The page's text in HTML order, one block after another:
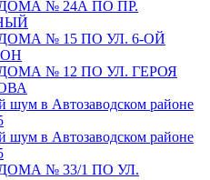
№ 24А ПО ПР.
№ 15 ПО УЛ. 6-ОЙ
№ 12 ПО УЛ. ГЕРОЯ
в Автозаводском районе
в Автозаводском районе
№ 33/1 ПО УЛ.